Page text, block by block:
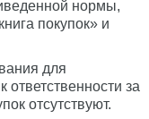
нормы,
покупок» и
для
ответственности за
отсутствуют.